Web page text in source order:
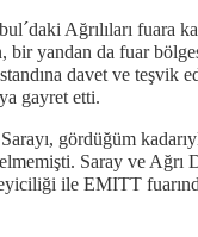
Ağrılıları fuara
bir yandan da fuar
davet ve teşvik
gayret etti.
gördüğüm
Saray ve Ağrı
ile EMITT